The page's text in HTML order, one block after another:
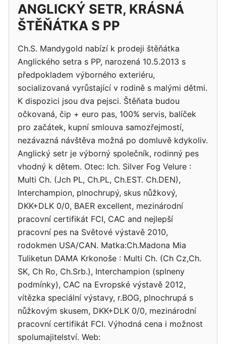
ANGLICKÝ SETR, KRÁSNÁ
ŠTĚŇÁTKA S PP
Ch.S. Mandygold nabízí k prodeji štěňátka
Anglického setra s PP, narozená 10.5.2013 s
předpokladem výborného exteriéru,
socializovaná vyrůstající v rodině s malými dětmi.
K dispozici jsou dva pejsci. Štěňata budou
očkovaná, čip + euro pas, 100% servis, balíček
pro začátek, kupní smlouva samozřejmostí,
nezávazná návštěva možná po domluvě kdykoliv.
Anglický setr je výborný společník, rodinný pes
vhodný k dětem. Otec: Ich. Silver Fog Velure :
Multi Ch. (Jch PL, Ch.PL, Ch.EST. Ch.DEN),
Interchampion, plnochrupý, skus nůžkový,
DKK+DLK 0/0, BAER excellent, mezinárodní
pracovní certifikát FCI, CAC and nejlepší
pracovní pes na Světové výstavě 2010,
rodokmen USA/CAN. Matka:Ch.Madona Mia
Tuliketun DAMA Krkonoše : Multi Ch. (Ch Cz,Ch.
SK, Ch Ro, Ch.Srb.), Interchampion (splneny
podmínky), CAC na Evropské výstavě 2012,
vítězka speciální výstavy, r.BOG, plnochrupá s
nůžkovým skusem, DKK+DLK 0/0, mezinárodní
pracovní certifikát FCI. Výhodná cena i možnost
spolumajitelství. Web: